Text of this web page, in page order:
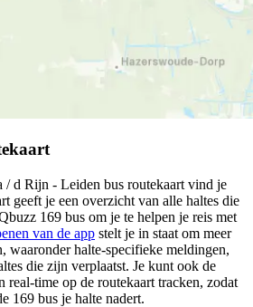
/ d Rijn - Leiden bus routekaart vind je
geeft je een overzicht van alle haltes die
169 bus om je te helpen je reis met
van de app stelt je in staat om meer
waaronder halte-specifieke meldingen,
die zijn verplaatst. Je kunt ook de
real-time op de routekaart tracken, zodat
169 bus je halte nadert.